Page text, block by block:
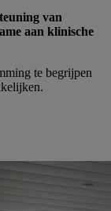
van
aan klinische
te begrijpen